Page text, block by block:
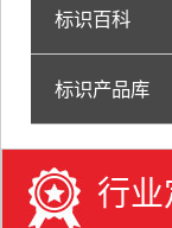
标识百科
标识产品库
行业